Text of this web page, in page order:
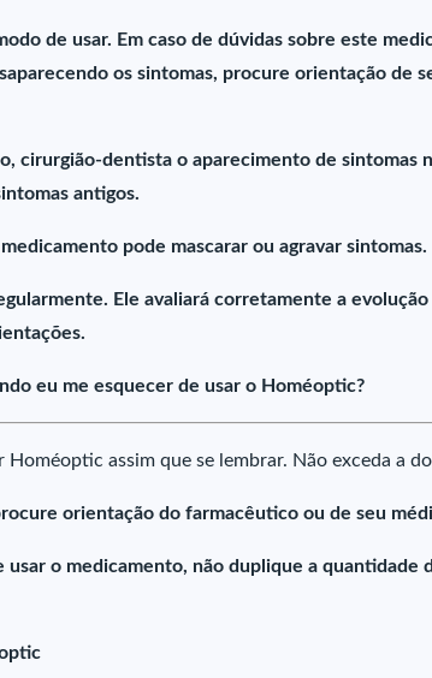
de usar. Em caso de dúvidas sobre este
os sintomas, procure orientação de
cirurgião-dentista o aparecimento de sintomas
antigos.
pode mascarar ou agravar sintomas.
Ele avaliará corretamente a
eu me esquecer de usar o Homéoptic?
assim que se lembrar. Não exceda a
orientação do farmacêutico ou de seu
usar o medicamento, não duplique a quantidade